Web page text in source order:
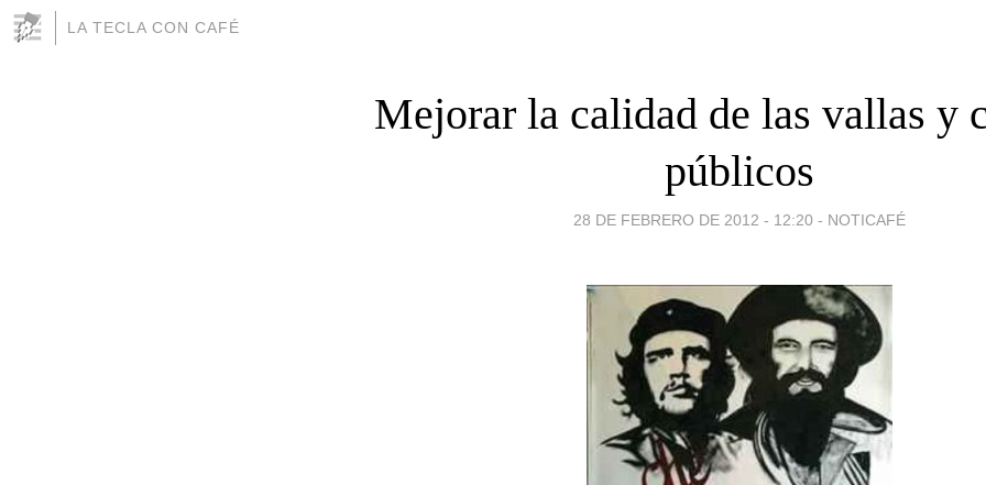
LA TECLA CON CAFÉ
Mejorar la calidad de las vallas y
públicos
28 DE FEBRERO DE 2012 - 12:20 - NOTICAFÉ